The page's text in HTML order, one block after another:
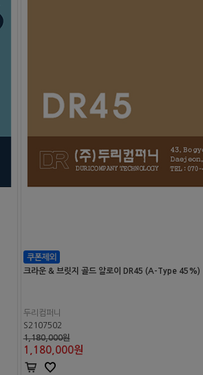
크라운 & 브릿지 골드 알로이 DR45 (A-Type 45%)
두리컴퍼니
S2107502
1,180,000원
1,180,000원